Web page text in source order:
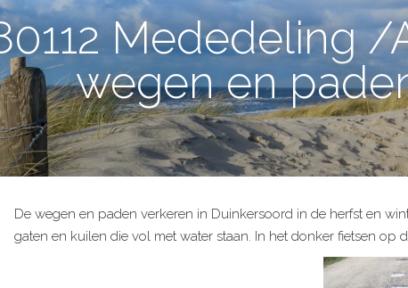
Mededeling
wegen en
De wegen en paden verkeren in Duinkersoord in de herfst en
gaten en kuilen die vol met water staan. In het donker fietsen op